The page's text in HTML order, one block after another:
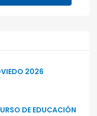
2026
DE EDUCACIÓN